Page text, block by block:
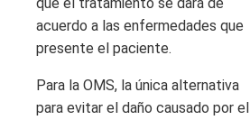
acuerdo a las enfermedades que
presente el paciente.
Para la OMS, la única alternativa
para evitar el daño causado por el